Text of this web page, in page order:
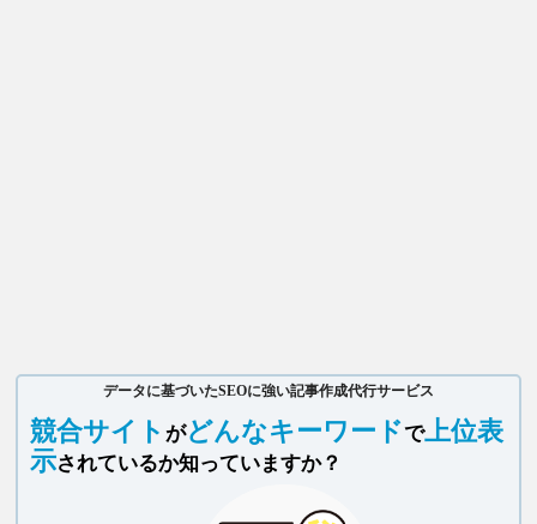
データに基づいたSEOに強い記事作成代行サービス
競合サイトがどんなキーワードで上位表
示されているか知っていますか？